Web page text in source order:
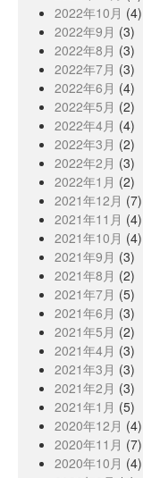
2022年10月 (4)
2022年9月 (3)
2022年8月 (3)
2022年7月 (3)
2022年6月 (4)
2022年5月 (2)
2022年4月 (4)
2022年3月 (2)
2022年2月 (3)
2022年1月 (2)
2021年12月 (7)
2021年11月 (4)
2021年10月 (4)
2021年9月 (3)
2021年8月 (2)
2021年7月 (5)
2021年6月 (3)
2021年5月 (2)
2021年4月 (3)
2021年3月 (3)
2021年2月 (3)
2021年1月 (5)
2020年12月 (4)
2020年11月 (7)
2020年10月 (4)